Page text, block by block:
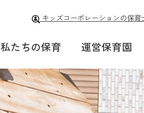
キッズコーポレーションの保育
私たちの保育 運営保育園